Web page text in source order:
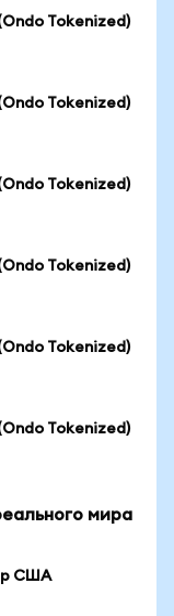
Tokenized)
Tokenized)
Tokenized)
Tokenized)
Tokenized)
Tokenized)
мира
США